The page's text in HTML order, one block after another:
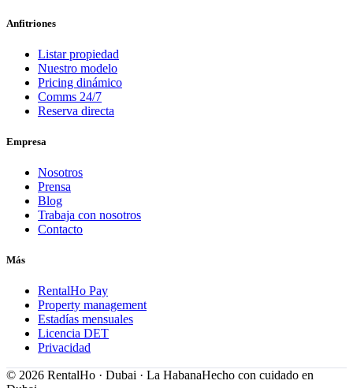
Anfitriones
Listar propiedad
Nuestro modelo
Pricing dinámico
Comms 24/7
Reserva directa
Empresa
Nosotros
Prensa
Blog
Trabaja con nosotros
Contacto
Más
RentalHo Pay
Property management
Estadías mensuales
Licencia DET
Privacidad
© 2026 RentalHo · Dubai · La HabanaHecho con cuidado en